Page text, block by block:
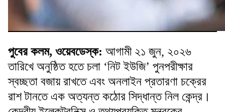
পুবের কলম, ওয়েবডেস্ক: আগামী ২১ জুন, ২০২৬
তারিখে অনুষ্ঠিত হতে চলা ‘নিট ইউজি’ পুনপরীক্ষার
স্বচ্ছতা বজায় রাখতে এবং অনলাইন প্রতারণা চক্রের
রাশ টানতে এক অত্যন্ত কঠোর সিদ্ধান্ত নিল কেন্দ্র।